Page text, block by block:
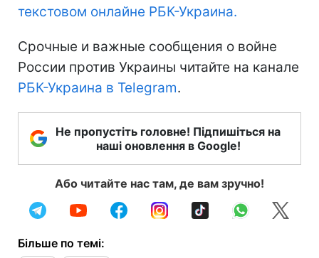
текстовом онлайне РБК-Украина.
Срочные и важные сообщения о войне
России против Украины читайте на канале
РБК-Украина в Telegram.
Не пропустіть головне! Підпишіться на
наші оновлення в Google!
Або читайте нас там, де вам зручно!
Більше по темі: